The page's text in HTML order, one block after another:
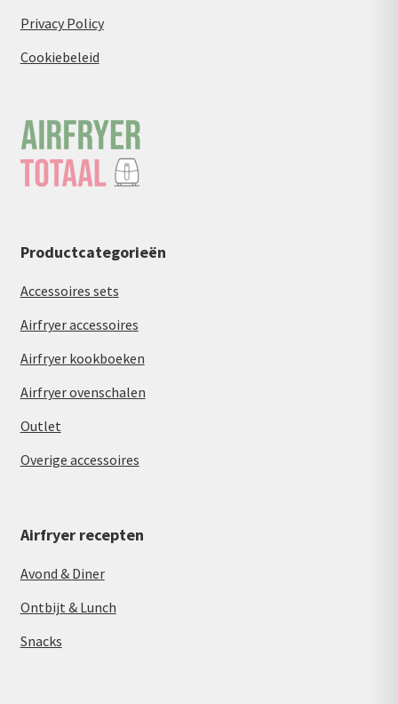
Privacy Policy
Cookiebeleid
Productcategorieën
Accessoires sets
Airfryer accessoires
Airfryer kookboeken
Airfryer ovenschalen
Outlet
Overige accessoires
Airfryer recepten
Avond & Diner
Ontbijt & Lunch
Snacks